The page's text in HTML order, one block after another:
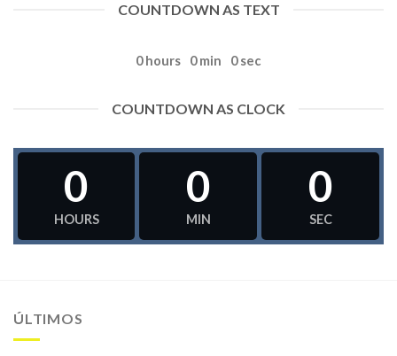
COUNTDOWN AS TEXT
0 hours 0 min 0 sec
COUNTDOWN AS CLOCK
0
HOURS
0
MIN
0
SEC
ÚLTIMOS